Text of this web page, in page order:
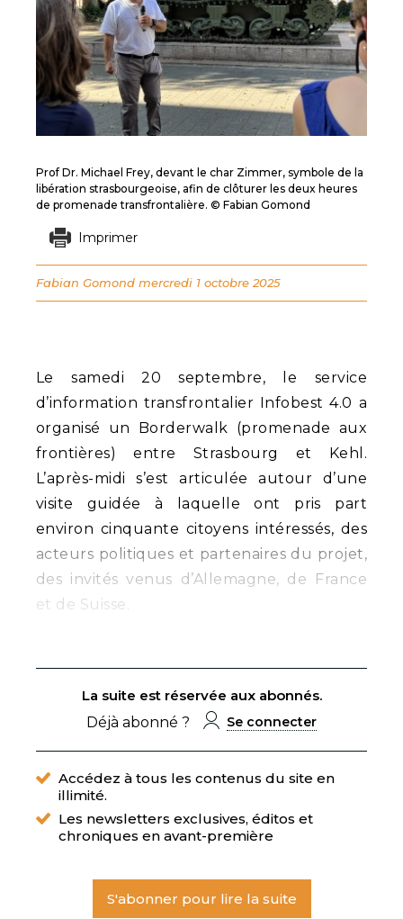
Le samedi 20 septembre, le service
d’information transfrontalier Infobest 4.0 a
organisé un Borderwalk (promenade aux
frontières) entre Strasbourg et Kehl.
L’après-midi s’est articulée autour d’une
visite guidée à laquelle ont pris part
environ cinquante citoyens intéressés, des
acteurs politiques et partenaires du projet,
des invités venus d’Allemagne, de France
et de Suisse.
La suite est réservée aux abonnés.
Déjà abonné ?
Se connecter
Accédez à tous les contenus du site en
illimité.
Les newsletters exclusives, éditos et
chroniques en avant-première
S'abonner pour lire la suite
Prof Dr. Michael Frey, devant le char Zimmer, symbole de la
libération strasbourgeoise, afin de clôturer les deux heures
de promenade transfrontalière. © Fabian Gomond
Imprimer
Fabian Gomond mercredi 1 octobre 2025